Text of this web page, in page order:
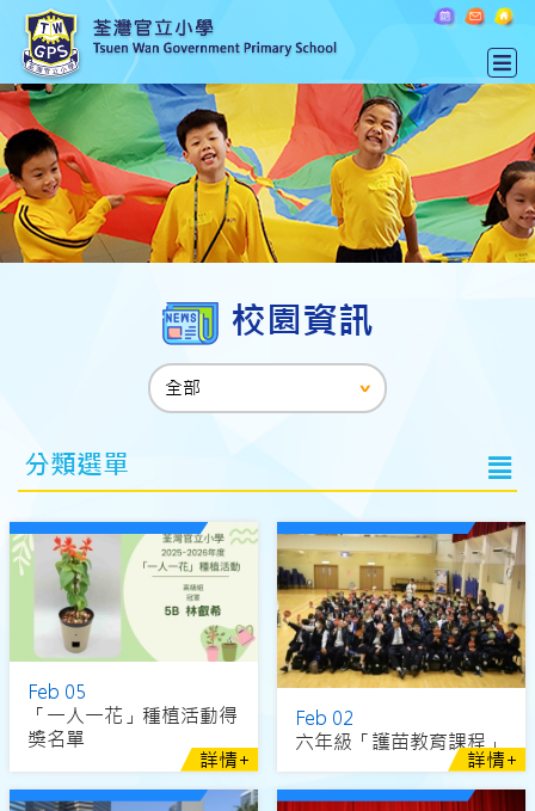
校園資訊
分類選單
Feb 05
「一人一花」種植活動得
奬名單
詳情+
Feb 02
六年級「護苗教育課程」
詳情+